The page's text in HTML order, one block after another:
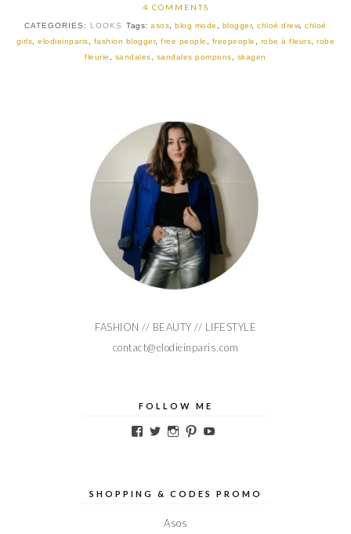
4 COMMENTS
CATEGORIES: LOOKS Tags:asos, blog mode , blogger,chloé drew,chloé
girls,elodieinparis, fashion blogger,free people , freepeople , robe à fleurs,robe
fleurie , sandales, sandales pompons, skagen
FASHION // BEAUTY // LIFESTYLE
contact@elodieinparis.com
FOLLOW ME
Voir
sur
Voir
sur
Voir
sur
Voir
sur sur
SHOPPING & CODES PROMO
Asos